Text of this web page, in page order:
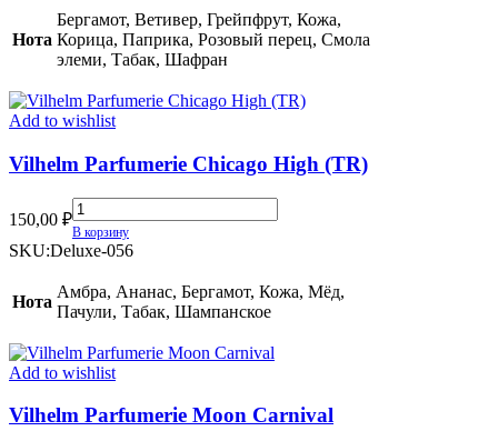
Нота
Бергамот, Ветивер, Грейпфрут, Кожа,
Корица, Паприка, Розовый перец, Смола
элеми, Табак, Шафран
Add to wishlist
Vilhelm Parfumerie Chicago High (TR)
150,00 ₽
Vilhelm
Parfumerie
Chicago
(TR)
quantity
В корзину
SKU:Deluxe-056
Нота
Амбра, Ананас, Бергамот, Кожа, Мёд,
Пачули, Табак, Шампанское
Add to wishlist
Vilhelm Parfumerie Moon Carnival